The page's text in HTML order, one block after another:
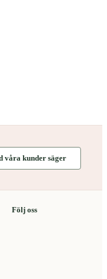
våra kunder säger
Följ oss